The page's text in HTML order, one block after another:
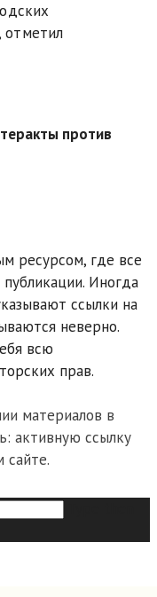
отметил
против
ресурсом, где все
Иногда
ссылки на
неверно.
всю
прав.
материалов в
активную ссылку